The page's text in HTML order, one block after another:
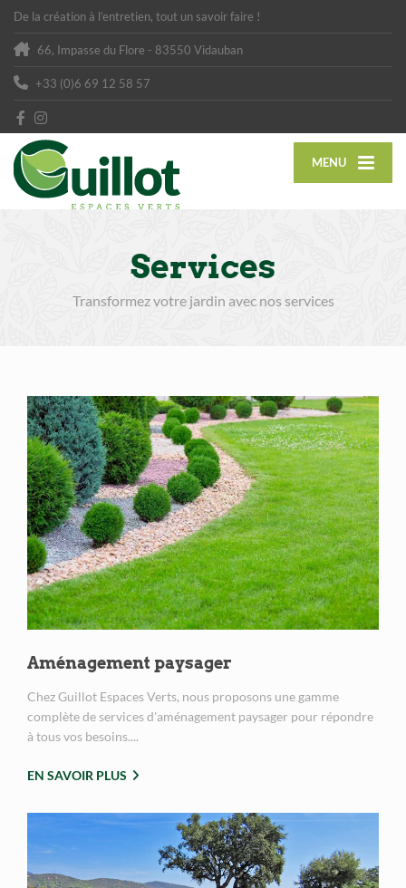
De la création à l’entretien, tout un savoir faire !
66, Impasse du Flore - 83550 Vidauban
+33 (0)6 69 12 58 57
MENU
Services
Transformez votre jardin avec nos services
Aménagement paysager
Chez Guillot Espaces Verts, nous proposons une gamme
complète de services d'aménagement paysager pour répondre
à tous vos besoins....
EN SAVOIR PLUS